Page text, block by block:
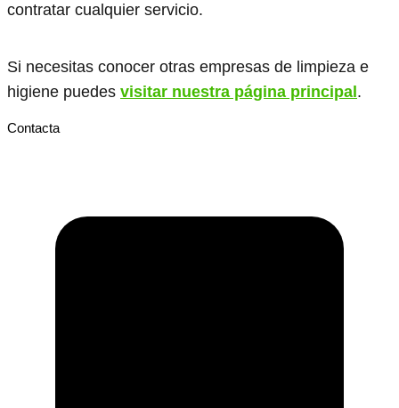
contratar cualquier servicio.
Si necesitas conocer otras empresas de limpieza e
higiene puedes visitar nuestra página principal .
Contacta